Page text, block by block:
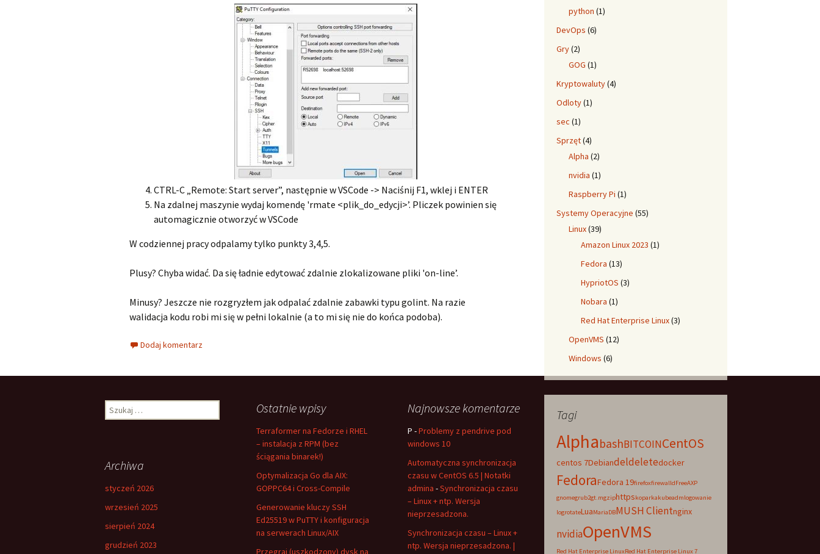
CTRL-C „Remote: Start server”, następnie w VSCode -> Naciśnij F1, wklej i ENTER
Na zdalnej maszynie wydaj komendę 'rmate <plik_do_edycji>’. Pliczek powinien się
automagicznie otworzyć w VSCode
W codziennej pracy odpalamy tylko punkty 3,4,5.
Plusy? Chyba widać. Da się ładnie edytować zdalnie zlokalizowane pliki 'on-line’.
Minusy? Jeszcze nie rozgryzłem jak odpalać zdalnie zabawki typu golint. Na razie
walidacja kodu robi mi się w pełni lokalnie (a to mi się nie do końca podoba).
Dodaj komentarz
python (1)
DevOps (6)
Gry(2)
GOG (1)
Kryptowaluty(4)
Odloty(1)
sec (1)
Sprzęt(4)
Alpha (2)
nvidia (1)
Raspberry Pi (1)
Systemy Operacyjne (55)
Linux(39)
Amazon Linux 2023 (1)
Fedora (13)
HypriotOS (3)
Nobara (1)
Red Hat Enterprise Linux(3)
OpenVMS (12)
Windows (6)
Tagi
AlphabashBITCOINCentOS
centos 7Debiandeldeletedocker
FedoraFedora 19firefoxfirewalldFreeAXP
gnomegrub2gt.mgziphttpskoparkakubeadmlogowanie
logrotateLuaMariaDBMUSH Clientnginx
nvidiaOpenVMS
Red Hat Enterprise LinuxRed Hat Enterprise Linux 7
Szukaj: Ostatnie wpisy
Terraformer na Fedorze i RHEL
– instalacja z RPM (bez
ściągania binarek!)
Optymalizacja Go dla AIX:
GOPPC64 i Cross-Compile
Generowanie kluczy SSH
Ed25519 w PuTTY i konfiguracja
na serwerach Linux/AIX
Przegraj (uszkodzony) dysk na
Najnowsze komentarze
P -Problemy z pendrive pod
windows 10
Automatyczna synchronizacja
czasu w CentOS 6.5 | Notatki
admina -Synchronizacja czasu
– Linux + ntp. Wersja
nieprzesadzona.
Synchronizacja czasu – Linux +
ntp. Wersja nieprzesadzona. |
Archiwa
styczeń 2026
wrzesień 2025
sierpień 2024
grudzień 2023